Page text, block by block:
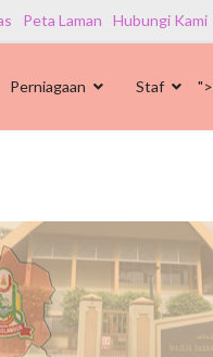
Peta Laman Hubungi Kami
Perniagaan Staf ">